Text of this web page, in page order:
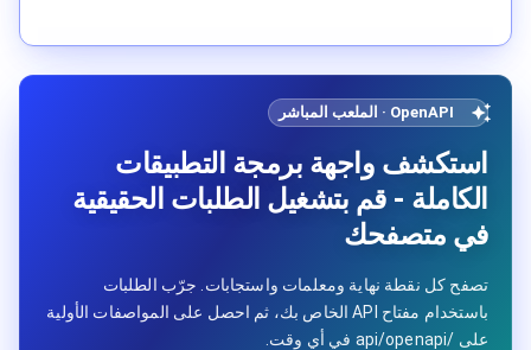
OpenAPI · الملعب المباشر
استكشف واجهة برمجة التطبيقات
الكاملة - قم بتشغيل الطلبات الحقيقية
في متصفحك
تصفح كل نقطة نهاية ومعلمات واستجابات. جرّب الطلبات
باستخدام مفتاح API الخاص بك، ثم احصل على المواصفات الأولية
على /api/openapi في أي وقت.